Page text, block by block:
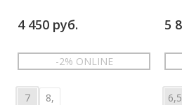
4 450 руб.
-2% ONLINE
7 8,
5
6,5